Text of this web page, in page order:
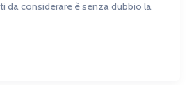
da considerare è senza dubbio la